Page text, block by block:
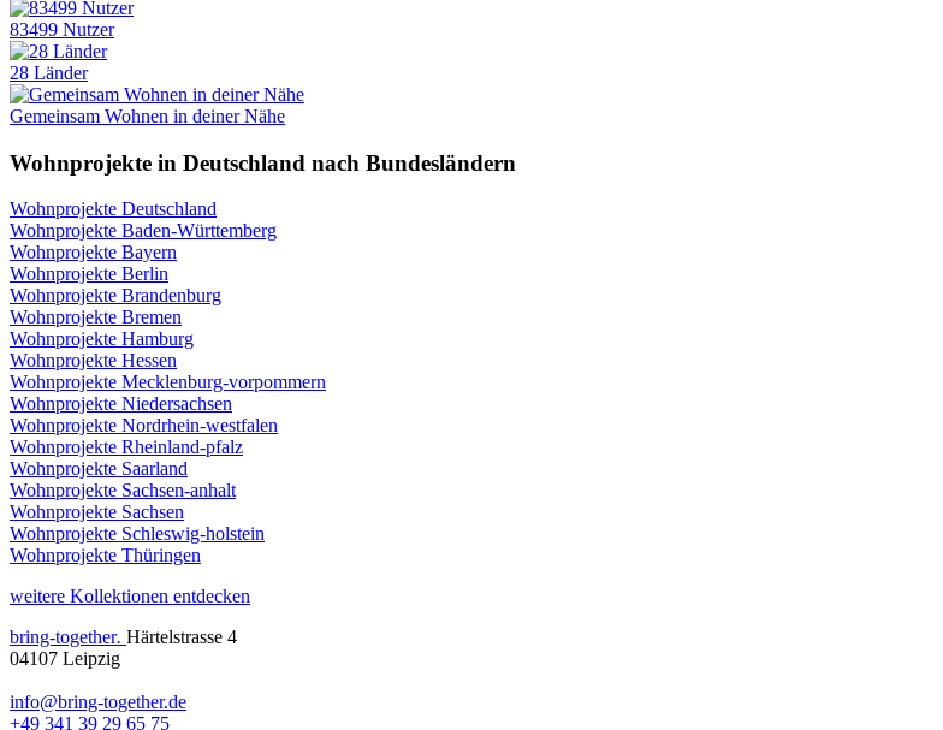
83499 Nutzer
28 Länder
Gemeinsam Wohnen in deiner Nähe
Wohnprojekte in Deutschland nach Bundesländern
Wohnprojekte Deutschland
Wohnprojekte Baden-Württemberg
Wohnprojekte Bayern
Wohnprojekte Berlin
Wohnprojekte Brandenburg
Wohnprojekte Bremen
Wohnprojekte Hamburg
Wohnprojekte Hessen
Wohnprojekte Mecklenburg-vorpommern
Wohnprojekte Niedersachsen
Wohnprojekte Nordrhein-westfalen
Wohnprojekte Rheinland-pfalz
Wohnprojekte Saarland
Wohnprojekte Sachsen-anhalt
Wohnprojekte Sachsen
Wohnprojekte Schleswig-holstein
Wohnprojekte Thüringen
weitere Kollektionen entdecken
bring-together. Härtelstrasse 4
04107 Leipzig
info@bring-together.de
+49 341 39 29 65 75